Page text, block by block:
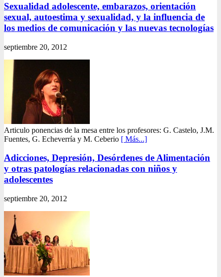
Sexualidad adolescente, embarazos, orientación
sexual, autoestima y sexualidad, y la influencia de
los medios de comunicación y las nuevas tecnologías
septiembre 20, 2012
Articulo ponencias de la mesa entre los profesores: G. Castelo, J.M.
Fuentes, G. Echeverría y M. Ceberio [ Más...]
Adicciones, Depresión, Desórdenes de Alimentación
y otras patologías relacionadas con niños y
adolescentes
septiembre 20, 2012